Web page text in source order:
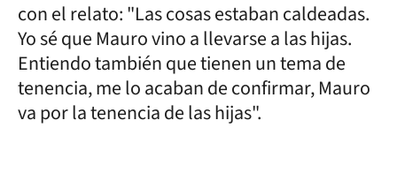
con el relato: "Las cosas estaban caldeadas.
Yo sé que Mauro vino a llevarse a las hijas.
Entiendo también que tienen un tema de
tenencia, me lo acaban de confirmar, Mauro
va por la tenencia de las hijas".